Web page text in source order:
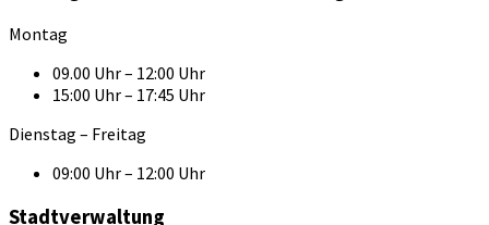
Montag
09.00 Uhr – 12:00 Uhr
15:00 Uhr – 17:45 Uhr
Dienstag – Freitag
09:00 Uhr – 12:00 Uhr
Stadtverwaltung